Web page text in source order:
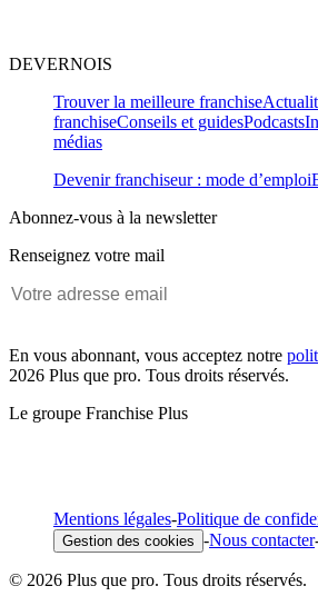
DEVERNOIS
Trouver la meilleure franchise
franchiseConseils et guidesPodcasts
médias
Devenir franchiseur : mode d’emploi
Abonnez-vous à la newsletter
Renseignez votre mail
En vous abonnant, vous acceptez notre
2026 Plus que pro. Tous droits réservés.
Le groupe Franchise Plus
Mentions légales-Politique de
Gestion des cookies -Nous contacter
© 2026 Plus que pro. Tous droits réservés.